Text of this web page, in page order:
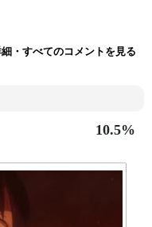
・すべてのコメントを見る
10.5%